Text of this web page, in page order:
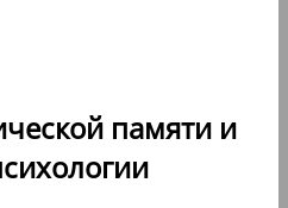
памяти и